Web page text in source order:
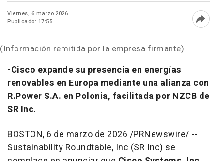
Viernes, 6 marzo 2026
Publicado: 17:55
(Información remitida por la empresa firmante)
-Cisco expande su presencia en energías
renovables en Europa mediante una alianza con
R.Power S.A. en Polonia, facilitada por NZCB de
SR Inc.
BOSTON, 6 de marzo de 2026 /PRNewswire/ --
Sustainability Roundtable, Inc (SR Inc) se